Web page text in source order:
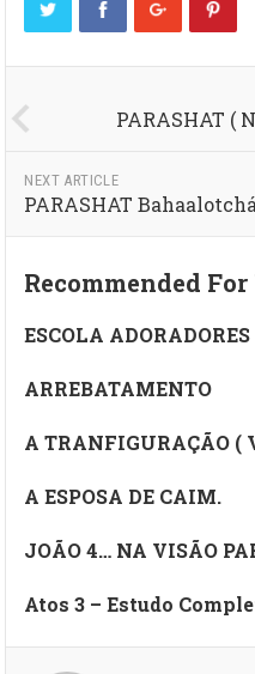
PARASHAT (
NEXT ARTICLE
PARASHAT
Recommended For
ESCOLA
ARREBATAMENTO
A TRANFIGURAÇÃO (
A ESPOSA DE CAIM.
JOÃO 4… NA VISÃO
Atos 3 – Estudo